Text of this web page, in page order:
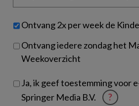
je?
Untitled
Ontvang 2x per week de
Ontvang iedere zondag het
Weekoverzicht
Ja, ik geef toestemming voor
Springer Media B.V.
?